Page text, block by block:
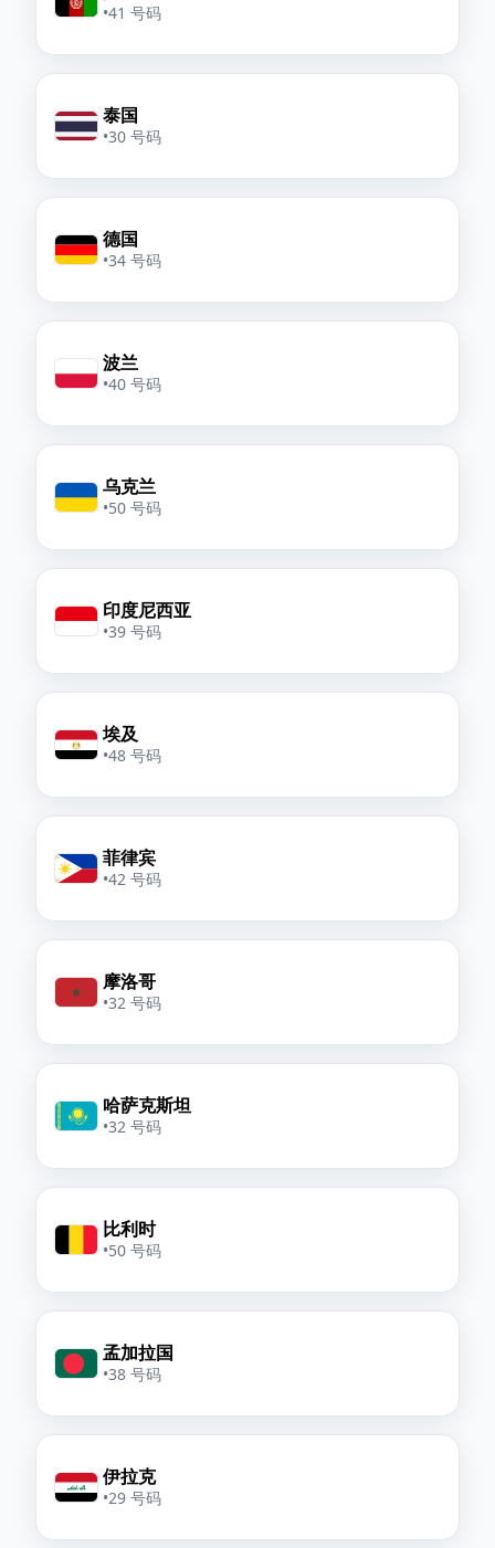
•41 号码
泰国
•30 号码
德国
•34 号码
波兰
•40 号码
乌克兰
•50 号码
印度尼西亚
•39 号码
埃及
•48 号码
菲律宾
•42 号码
摩洛哥
•32 号码
哈萨克斯坦
•32 号码
比利时
•50 号码
孟加拉国
•38 号码
伊拉克
•29 号码